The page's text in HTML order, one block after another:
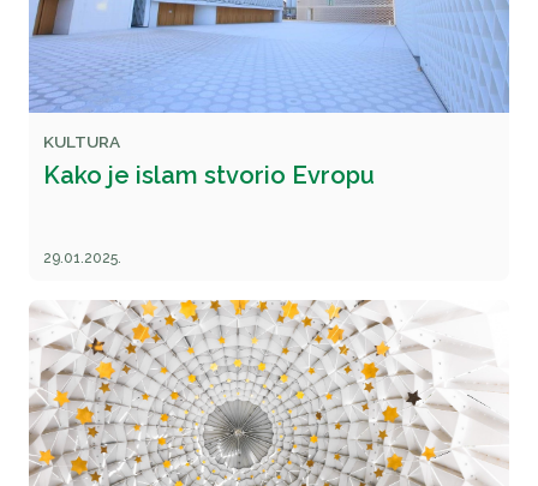
KULTURA
Kako je islam stvorio Evropu
29.01.2025.